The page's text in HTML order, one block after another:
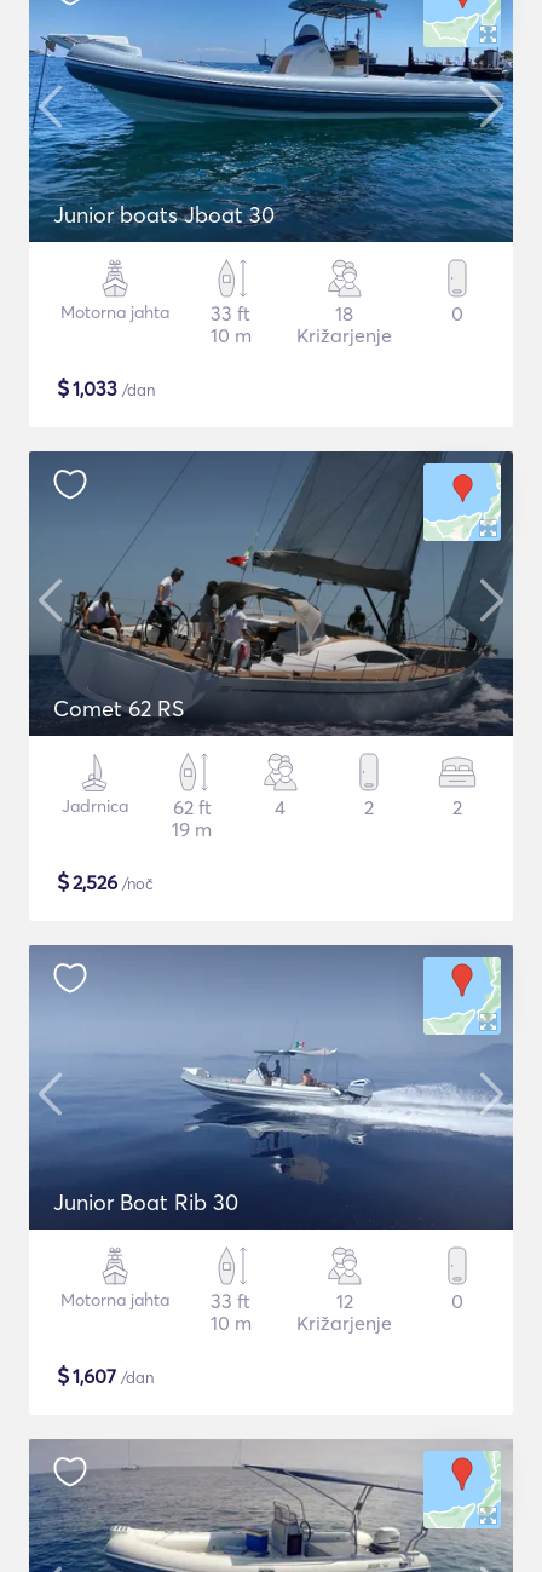
Junior boats Jboat 30
Motorna jahta
33 ft
10 m
18
Križarjenje
0
$1,033 /dan
Comet 62 RS
Jadrnica
62 ft
19 m
4 2 2
$2,526 /noč
Junior Boat Rib 30
Motorna jahta
33 ft
10 m
12
Križarjenje
0
$1,607 /dan